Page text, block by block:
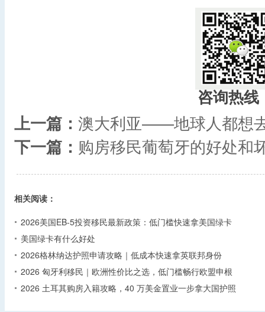
咨询热线
上一篇： 澳大利亚——地球人都想
下一篇： 购房移民葡萄牙的好处和
相关阅读：
2026美国EB-5投资移民最新政策：低门槛快速拿美国绿卡
美国绿卡有什么好处
2026格林纳达护照申请攻略｜低成本快速拿英联邦身份
2026 匈牙利移民｜欧洲性价比之选，低门槛畅行欧盟申根
2026 土耳其购房入籍攻略，40 万美金置业一步拿大国护照